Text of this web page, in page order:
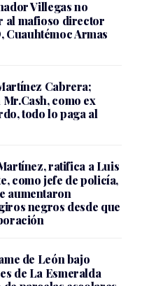
Villegas no
al mafioso director
Cuauhtémoc Armas
Cabrera;
como ex
todo lo paga al
ratifica a Luis
como jefe de policía,
aumentaron
negros desde que
de León bajo
de La Esmeralda